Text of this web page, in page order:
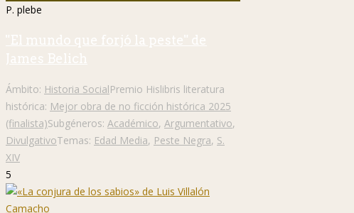
P. plebe
"El mundo que forjó la peste" de
James Belich
Ámbito: Historia SocialPremio Hislibris literatura
histórica: Mejor obra de no ficción histórica 2025
(finalista)Subgéneros: Académico, Argumentativo,
DivulgativoTemas: Edad Media, Peste Negra, S.
XIV
5